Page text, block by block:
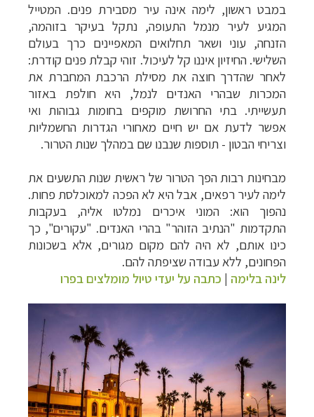
במבט ראשון, לימה אינה עיר מסבירת פנים. המטייל
המגיע לעיר מנמל התעופה, נתקל בעיקר בזוהמה,
הזנחה, עוני ושאר תחלואים המאפיינים כרך בעולם
השלישי. החיזיון איננו קל לעיכול. זוהי קבלת פנים קודרת:
לאחר שהדרך חוצה את מסילת הרכבת המחברת את
המכרות שבהרי האנדים לנמל, היא חולפת באזור
תעשייתי. בתי החרושת מוקפים בחומות גבוהות ואי
אפשר לדעת אם יש חיים מאחורי הגדרות החשמליות
וצריחי הבטון - תוספות שנבנו שם במהלך שנות הטרור.
מבחינות רבות הפך הטרור של ראשית שנות התשעים את
לימה לעיר רפאים, אבל היא לא הפכה למאוכלסת פחות.
נהפוך הוא: המוני איכרים נמלטו אליה, בעקבות
התקדמות "הנתיב הזוהר" בהרי האנדים. "עקורים", כך
כינו אותם, לא היה להם מקום מגורים, אלא בשכונות
הפחונים, ללא עבודה שציפתה להם.
לינה בלימה | כתבה על יעדי טיול מומלצים בפרו